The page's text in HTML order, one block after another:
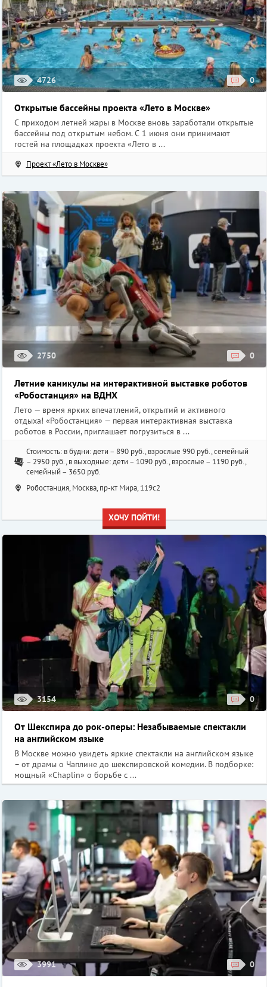
4726 0
Открытые бассейны проекта «Лето в Москве»
С приходом летней жары в Москве вновь заработали открытые
бассейны под открытым небом. С 1 июня они принимают
гостей на площадках проекта «Лето в ...
Проект «Лето в Москве»
2750 0
Летние каникулы на интерактивной выставке роботов
«Робостанция» на ВДНХ
Лето — время ярких впечатлений, открытий и активного
отдыха! «Робостанция» — первая интерактивная выставка
роботов в России, приглашает погрузиться в ...
Стоимость: в будни: дети – 890 руб., взрослые 990 руб., семейный
– 2950 руб., в выходные: дети – 1090 руб., взрослые – 1190 руб.,
семейный – 3650 руб.
Робостанция, Москва, пр-кт Мира, 119с2
ХОЧУ ПОЙТИ!
3154 0
От Шекспира до рок-оперы: Незабываемые спектакли
на английском языке
В Москве можно увидеть яркие спектакли на английском языке
– от драмы о Чаплине до шекспировской комедии. В подборке:
мощный «Chaplin» о борьбе с ...
3991 0